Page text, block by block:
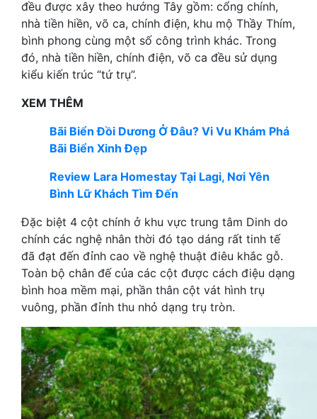
đều được xây theo hướng Tây gồm: cổng chính,
nhà tiền hiền, võ ca, chính điện, khu mộ Thầy Thím,
bình phong cùng một số công trình khác. Trong
đó, nhà tiền hiền, chính điện, võ ca đều sử dụng
kiểu kiến trúc “tứ trụ”.
XEM THÊM
Bãi Biển Đồi Dương Ở Đâu? Vi Vu Khám Phá
Bãi Biển Xinh Đẹp
Review Lara Homestay Tại Lagi, Nơi Yên
Bình Lữ Khách Tìm Đến
Đặc biệt 4 cột chính ở khu vực trung tâm Dinh do
chính các nghệ nhân thời đó tạo dáng rất tinh tế
đã đạt đến đỉnh cao về nghệ thuật điêu khắc gỗ.
Toàn bộ chân đế của các cột được cách điệu dạng
bình hoa mềm mại, phần thân cột vát hình trụ
vuông, phần đỉnh thu nhỏ dạng trụ tròn.